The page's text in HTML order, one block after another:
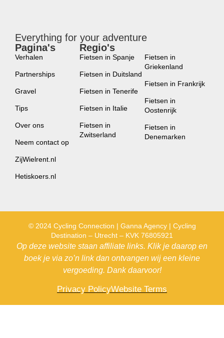
Everything for your adventure
Pagina's
Verhalen
Partnerships
Gravel
Tips
Over ons
Neem contact op
ZijWielrent.nl
Hetiskoers.nl
Regio's
Fietsen in Spanje
Fietsen in Duitsland
Fietsen in Tenerife
Fietsen in Italie
Fietsen in
Zwitserland
Fietsen in
Griekenland
Fietsen in Frankrijk
Fietsen in
Oostenrijk
Fietsen in
Denemarken
© 2024 Cycling Connection | Ganna Agency | Cycling
Destination – Utrecht – KVK 76805921
Op deze website staan affiliate links. Klik je daarop en
boek je via zo’n link dan ontvangen wij een kleine
vergoeding. Dank daarvoor!
Privacy PolicyWebsite Terms